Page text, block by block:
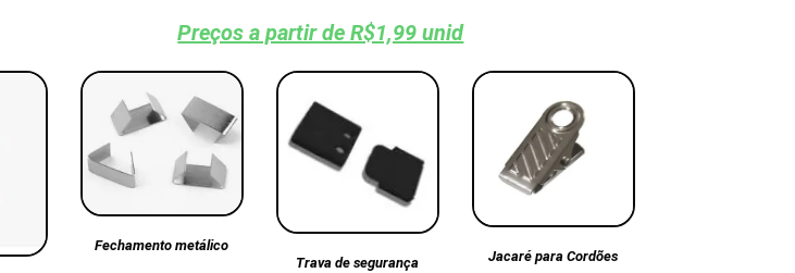
Preços a partir de R$1,99 unid
Fechamento metálico
Trava de segurança
Jacaré para Cordões